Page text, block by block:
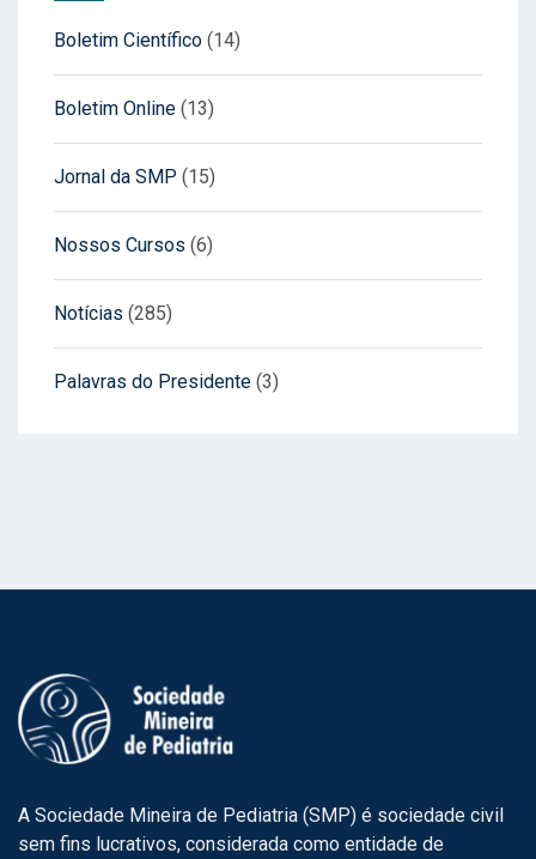
Boletim Científico (14)
Boletim Online (13)
Jornal da SMP (15)
Nossos Cursos (6)
Notícias (285)
Palavras do Presidente (3)
A Sociedade Mineira de Pediatria (SMP) é sociedade civil
sem fins lucrativos, considerada como entidade de